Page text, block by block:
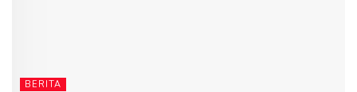
BERITA